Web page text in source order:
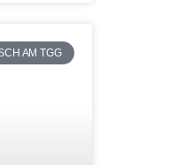
AM TGG